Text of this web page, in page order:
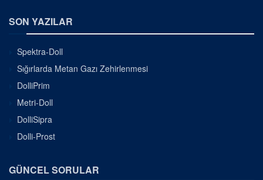
SON YAZILAR
Spektra-Doll
Sığırlarda Metan Gazı Zehirlenmesi
DolliPrim
Metri-Doll
DolliSipra
Dolli-Prost
GÜNCEL SORULAR